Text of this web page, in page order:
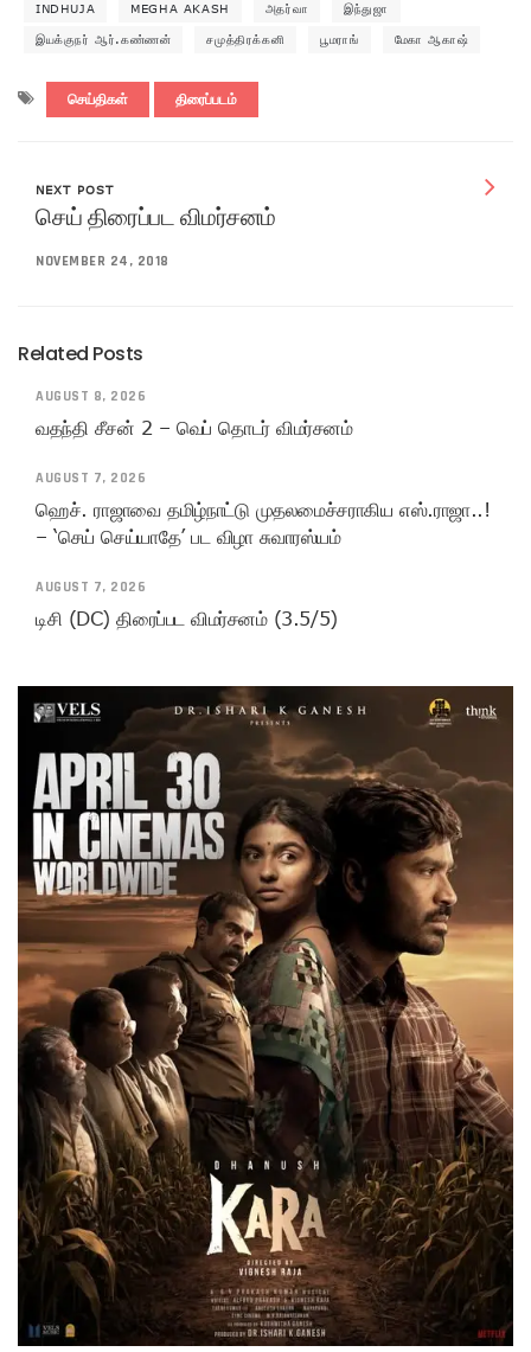
INDHUJA MEGHA AKASH அதர்வா இந்துஜா
இயக்குநர் ஆர்.கண்ணன் சமுத்திரக்கனி பூமராங் மேகா ஆகாஷ்
செய்திகள் திரைப்படம்
NEXT POST
செய் திரைப்பட விமர்சனம்
NOVEMBER 24, 2018
Related Posts
AUGUST 8, 2026
வதந்தி சீசன் 2 – வெப் தொடர் விமர்சனம்
AUGUST 7, 2026
ஹெச். ராஜாவை தமிழ்நாட்டு முதலமைச்சராகிய எஸ்.ராஜா..!
– ‘செய் செய்யாதே’ பட விழா சுவாரஸ்யம்
AUGUST 7, 2026
டிசி (DC) திரைப்பட விமர்சனம் (3.5/5)